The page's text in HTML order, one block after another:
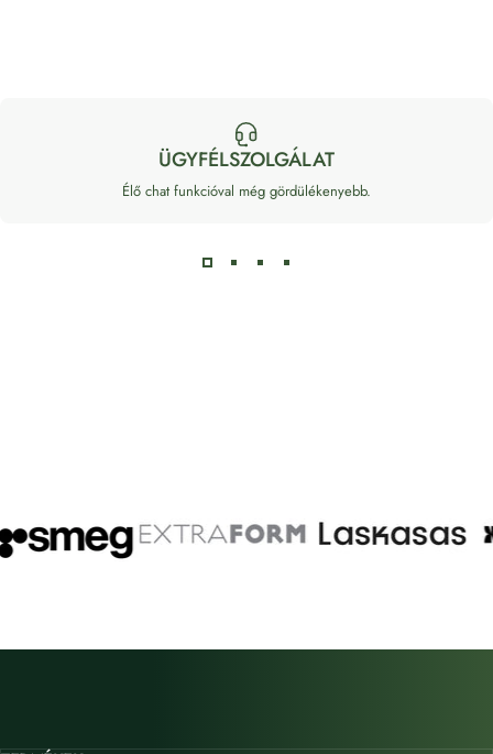
ÜGYFÉLSZOLGÁLAT
Élő chat funkcióval még gördülékenyebb.